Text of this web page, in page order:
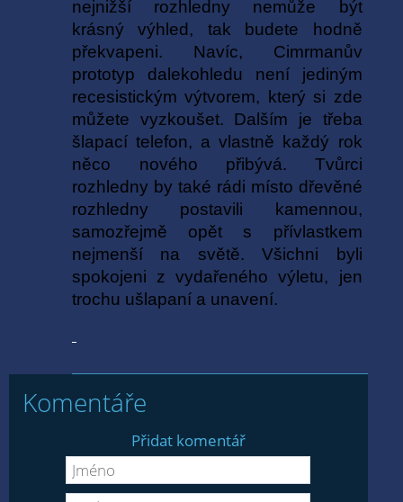
nejnižší rozhledny nemůže být
krásný výhled, tak budete hodně
překvapeni. Navíc, Cimrmanův
prototyp dalekohledu není jediným
recesistickým výtvorem, který si zde
můžete vyzkoušet. Dalším je třeba
šlapací telefon, a vlastně každý rok
něco nového přibývá.
Tvůrci
rozhledny by také rádi místo dřevěné
rozhledny postavili kamennou,
samozřejmě opět s přívlastkem
nejmenší na světě. Všichni byli
spokojeni z vydařeného výletu, jen
trochu ušlapaní a unavení.
Komentáře
Přidat komentář